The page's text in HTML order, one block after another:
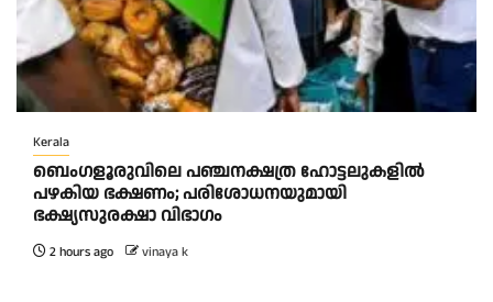
Kerala
ബെംഗളൂരുവിലെ പഞ്ചനക്ഷത്ര ഹോട്ടലുകളിൽ
പഴകിയ ഭക്ഷണം; പരിശോധനയുമായി
ഭക്ഷ്യസുരക്ഷാ വിഭാഗം
2 hours ago vinaya k